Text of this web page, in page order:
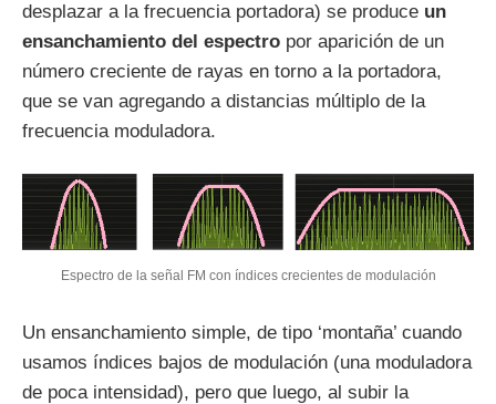
desplazar a la frecuencia portadora) se produce un
ensanchamiento del espectro por aparición de un
número creciente de rayas en torno a la portadora,
que se van agregando a distancias múltiplo de la
frecuencia moduladora.
Espectro de la señal FM con índices crecientes de modulación
Un ensanchamiento simple, de tipo ‘montaña’ cuando
usamos índices bajos de modulación (una moduladora
de poca intensidad), pero que luego, al subir la